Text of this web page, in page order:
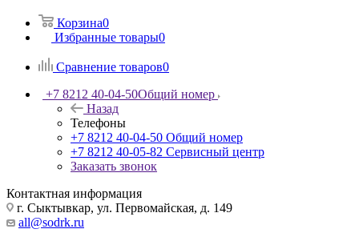
Корзина0
Избранные товары0
Сравнение товаров0
+7 8212 40-04-50Общий номер
Назад
Телефоны
+7 8212 40-04-50 Общий номер
+7 8212 40-05-82 Сервисный центр
Заказать звонок
Контактная информация
г. Сыктывкар, ул. Первомайская, д. 149
all@sodrk.ru